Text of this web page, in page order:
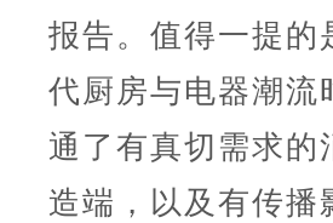
报告。值得一提的
代厨房与电器潮流
通了有真切需求的
造端，以及有传播